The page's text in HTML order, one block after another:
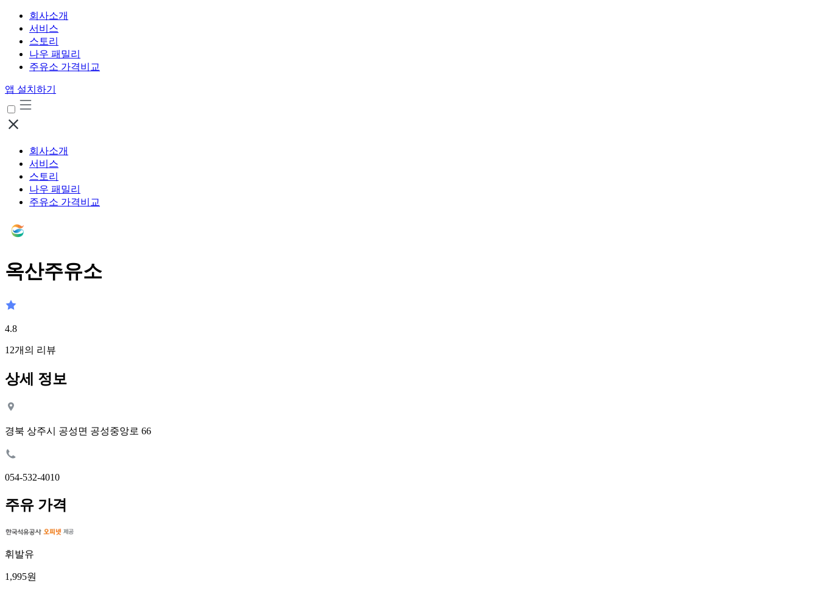
회사소개
서비스
스토리
나우 패밀리
주유소 가격비교
앱 설치하기
회사소개
서비스
스토리
나우 패밀리
주유소 가격비교
옥산주유소
4.8
12개의 리뷰
상세 정보
경북 상주시 공성면 공성중앙로 66
054-532-4010
주유 가격
휘발유
1,995원